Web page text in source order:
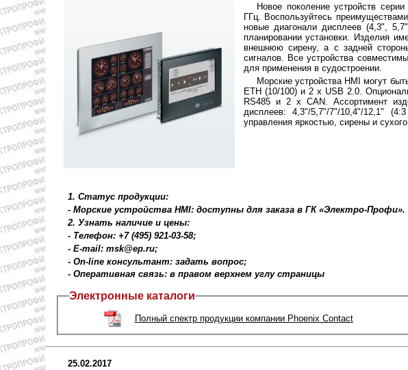
Новое поколение устройств
ГГц. Воспользуйтесь
новые диагонали дисплеев (4,3",
планировании установки. Изделия
внешнюю сирену, а с задней
сигналов. Все устройства
для применения в судостроении.
Морские устройства HMI могут
ETH (10/100) и 2 x USB 2.0.
RS485 и 2 x CAN. Ассортимент
дисплеев: 4,3"/5,7"/7"/10,4"/12,1"
управления яркостью, сирены и
1. Статус продукции:
- Морские устройства HMI: доступны для заказа в ГК «Электро-Профи».
2. Узнать наличие и цены:
- Телефон: +7 (495) 921-03-58;
- E-mail: msk@ep.ru;
- On-line консультант: задать вопрос;
- Оперативная связь: в правом верхнем углу страницы
Электронные каталоги
Полный спектр продукции компании Phoenix Contact
25.02.2017